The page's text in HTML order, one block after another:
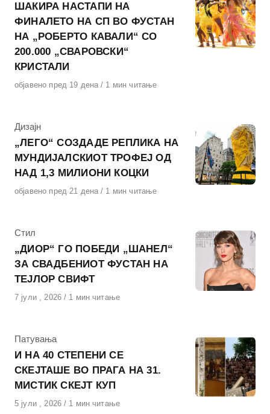
ШАКИРА НАСТАПИ НА
ФИНАЛЕТО НА СП ВО ФУСТАН
НА „РОБЕРТО КАВАЛИ“ СО
200.000 „СВАРОВСКИ“
КРИСТАЛИ
Објавено
објавено пред 19 дена 1 мин читање
КАтегорија
Дизајн
„ЛЕГО“ СОЗДАДЕ РЕПЛИКА НА
МУНДИЈАЛСКИОТ ТРОФЕЈ ОД
НАД 1,3 МИЛИОНИ КОЦКИ
Објавено
објавено пред 21 дена 1 мин читање
КАтегорија
Стил
„ДИОР“ ГО ПОБЕДИ „ШАНЕЛ“
ЗА СВАДБЕНИОТ ФУСТАН НА
ТЕЈЛОР СВИФТ
Објавено
7 јули , 2026 1 мин читање
КАтегорија
Патувања
И НА 40 СТЕПЕНИ СЕ
СКЕЈТАШЕ ВО ПРАГА НА 31.
МИСТИК СКЕЈТ КУП
Објавено
5 јули , 2026 1 мин читање